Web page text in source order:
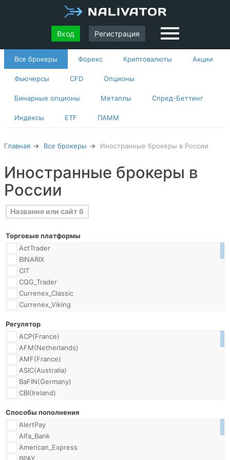
Вход Регистрация
Все брокеры Форекс Криптовалюты Акции
Фьючерсы CFD Опционы
Бинарные опционы Металлы Спред-Беттинг
Индексы ETF ПАММ
Главная Все брокеры Иностранные брокеры в России
Иностранные брокеры в
России
Торговые платформы
ActTrader
BINARIX
CIT
CQG_Trader
Currenex_Classic
Currenex_Viking
FIX_API
FOREXTrader_Pro
Falcon_ToolKit
FrontStocks_PRO
ICTS(ActTrader)
JForex
JForex_API
MT4
MT4_Android
MT4_Mobile
MT4_MobileSE
Регулятор
ACP(France)
AFM(Netherlands)
AMF(France)
ASIC(Australia)
BaFIN(Germany)
CBI(Ireland)
CMVM(Portugal)
CNB(CzechRepublic)
CNMV(Spain)
CNVMR(Romania)
Способы пополнения
AlertPay
Alfa_Bank
American_Express